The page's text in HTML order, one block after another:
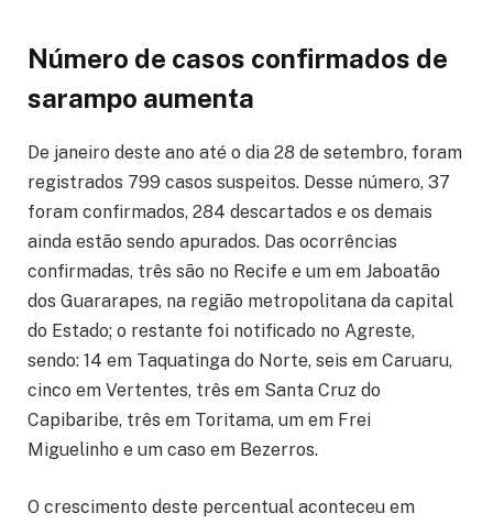
Número de casos confirmados de
sarampo aumenta
De janeiro deste ano até o dia 28 de setembro, foram
registrados 799 casos suspeitos. Desse número, 37
foram confirmados, 284 descartados e os demais
ainda estão sendo apurados. Das ocorrências
confirmadas, três são no Recife e um em Jaboatão
dos Guararapes, na região metropolitana da capital
do Estado; o restante foi notificado no Agreste,
sendo: 14 em Taquatinga do Norte, seis em Caruaru,
cinco em Vertentes, três em Santa Cruz do
Capibaribe, três em Toritama, um em Frei
Miguelinho e um caso em Bezerros.
O crescimento deste percentual aconteceu em